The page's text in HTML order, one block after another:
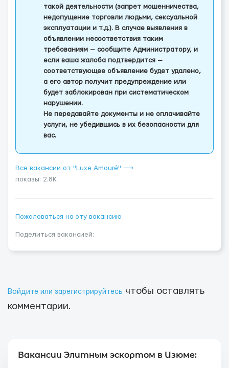
такой деятельности (запрет мошенничества,
недопущение торговли людьми, сексуальной
эксплуатации и т.д.). В случае выявления в
объявлении несоответствия таким
требованиям — сообщите Администратору, и
если ваша жалоба подтвердится —
соответствующее объявление будет удалено,
а его автор получит предупреждение или
будет заблокирован при систематическом
нарушении.
Не передавайте документы и не оплачивайте
услуги, не убедившись в их безопасности для
вас.
Все вакансии от "Luxe Amouré" ⟶
показы: 2.8K
Пожаловаться на эту вакансию
Поделиться вакансией:
Войдите или зарегистрируйтесь чтобы оставлять
комментарии.
Вакансии Элитным эскортом в Изюме: